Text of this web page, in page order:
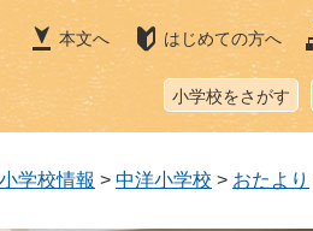
本文へ はじめての方へ
小学校をさがす
小学校情報 > 中洋小学校 > おたより